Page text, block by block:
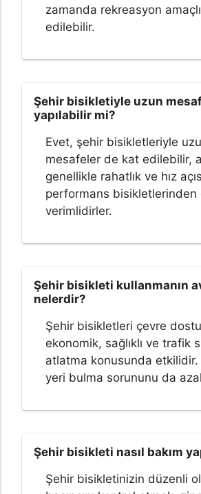
zamanda rekreasyon
edilebilir.
Şehir bisikletiyle uzun
yapılabilir mi?
Evet, şehir bisikletleriyle
mesafeler de kat edilebilir,
genellikle rahatlık ve hız
performans bisikletlerinden
verimlidirler.
Şehir bisikleti kullanmanın
nelerdir?
Şehir bisikletleri çevre
ekonomik, sağlıklı ve trafik
atlatma konusunda etkilidir.
yeri bulma sorununu da
Şehir bisikleti nasıl bakım
Şehir bisikletinizin düzenli